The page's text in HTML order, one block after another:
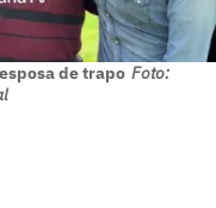
de trapo Foto: